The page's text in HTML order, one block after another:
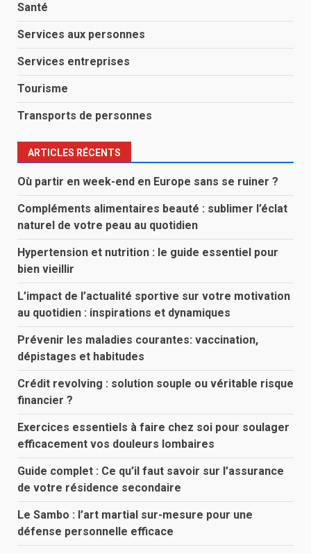
Santé
Services aux personnes
Services entreprises
Tourisme
Transports de personnes
ARTICLES RÉCENTS
Où partir en week-end en Europe sans se ruiner ?
Compléments alimentaires beauté : sublimer l’éclat
naturel de votre peau au quotidien
Hypertension et nutrition : le guide essentiel pour
bien vieillir
L’impact de l’actualité sportive sur votre motivation
au quotidien : inspirations et dynamiques
Prévenir les maladies courantes: vaccination,
dépistages et habitudes
Crédit revolving : solution souple ou véritable risque
financier ?
Exercices essentiels à faire chez soi pour soulager
efficacement vos douleurs lombaires
Guide complet : Ce qu’il faut savoir sur l’assurance
de votre résidence secondaire
Le Sambo : l’art martial sur-mesure pour une
défense personnelle efficace